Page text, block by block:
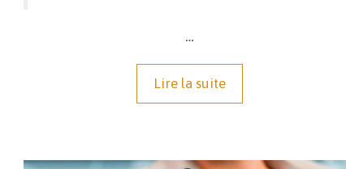
…
Lire la suite